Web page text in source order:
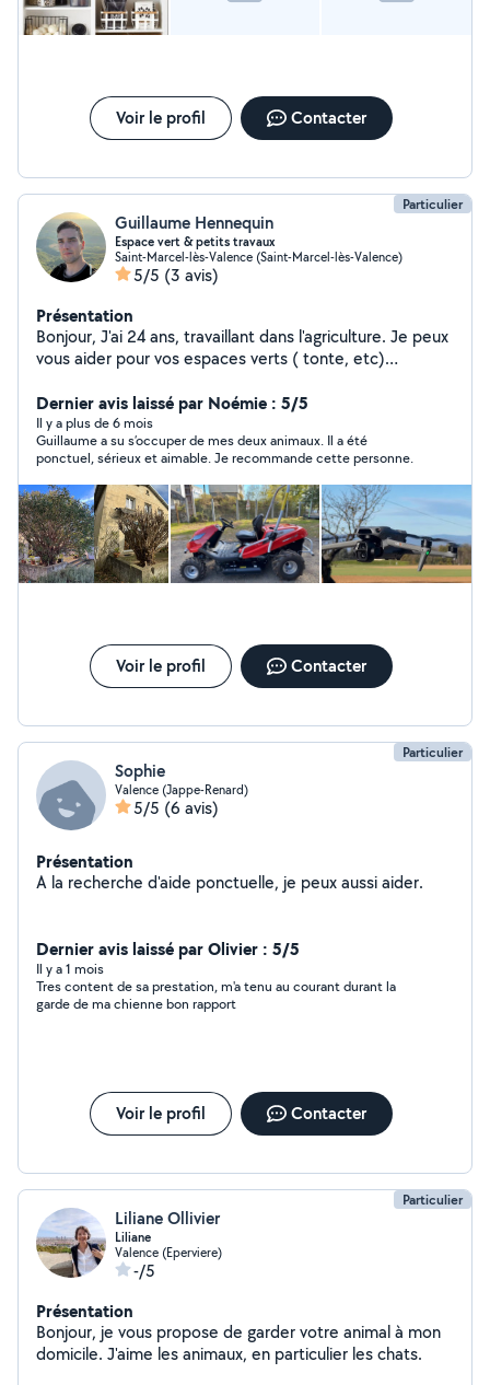
Voir le profil Contacter
Particulier
Guillaume Hennequin
Espace vert & petits travaux
Saint-Marcel-lès-Valence (Saint-Marcel-lès-Valence)
5/5 (3 avis)
Présentation
Bonjour, J'ai 24 ans, travaillant dans l'agriculture. Je peux
vous aider pour vos espaces verts ( tonte, etc)
vacances, et faire de petit travaux de bricolage. Je sais
également conduire les pelleteuses ( j'ai mon Caces) et
tout type de matériel agricole. Je peux faire des vidéos
et photos avec mon drone DJI ! Montage vidéo
disponible également ! Au plaisir ! Cordialement
Dernier avis laissé par Noémie : 5/5
Il y a plus de 6 mois
Guillaume a su s’occuper de mes deux animaux. Il a été
ponctuel, sérieux et aimable. Je recommande cette personne.
Voir le profil Contacter
Particulier
Sophie
Valence (Jappe-Renard)
5/5 (6 avis)
Présentation
A la recherche d'aide ponctuelle, je peux aussi aider.
Dernier avis laissé par Olivier : 5/5
Il y a 1 mois
Tres content de sa prestation, m'a tenu au courant durant la
garde de ma chienne bon rapport
Voir le profil Contacter
Particulier
Liliane Ollivier
Liliane
Valence (Eperviere)
-/5
Présentation
Bonjour, je vous propose de garder votre animal à mon
domicile. J'aime les animaux, en particulier les chats.